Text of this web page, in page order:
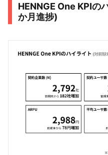
HENNGE One KPIの
か⽉進捗)